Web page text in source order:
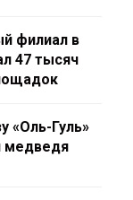
филиал в
47 тысяч
«Оль-Гуль»
медведя